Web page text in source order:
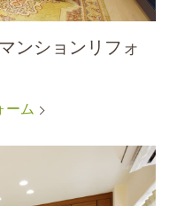
ンションリフォ
ーム